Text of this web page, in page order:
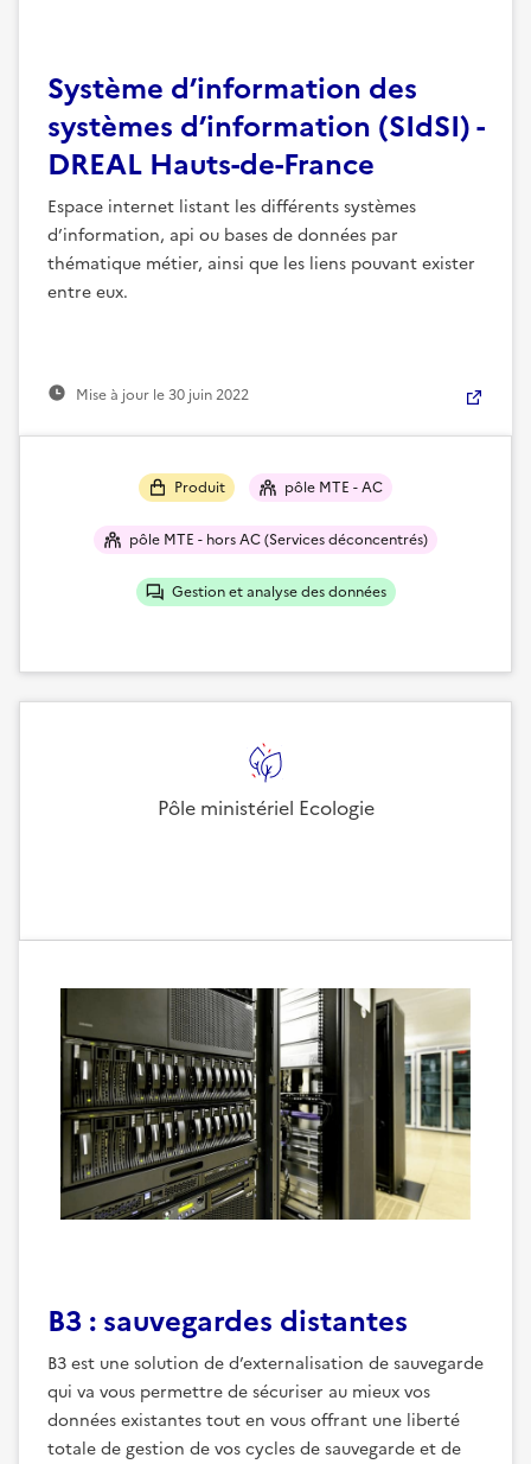
Système d’information des
systèmes d’information (SIdSI) -
DREAL Hauts-de-France
Espace internet listant les différents systèmes
d’information, api ou bases de données par
thématique métier, ainsi que les liens pouvant exister
entre eux.
Mise à jour le30 juin 2022
Produit pôle MTE - AC
pôle MTE - hors AC (Services déconcentrés)
Gestion et analyse des données
Pôle ministériel Ecologie
B3 : sauvegardes distantes
B3 est une solution de d’externalisation de sauvegarde
qui va vous permettre de sécuriser au mieux vos
données existantes tout en vous offrant une liberté
totale de gestion de vos cycles de sauvegarde et de